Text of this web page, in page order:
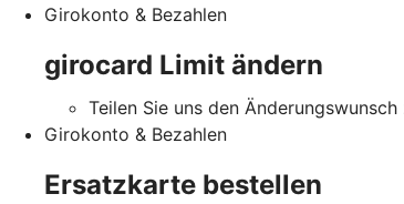
Girokonto & Bezahlen
girocard Limit ändern
Teilen Sie uns den
Girokonto & Bezahlen
Ersatzkarte bestellen